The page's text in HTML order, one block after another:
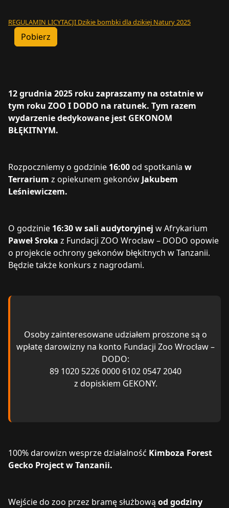
REGULAMIN LICYTACJI Dzikie bombki dla dzikiej Natury 2025
Pobierz
12 grudnia 2025 roku zapraszamy na ostatnie w
tym roku ZOO I DODO na ratunek. Tym razem
wydarzenie dedykowane jest GEKONOM
BŁĘKITNYM.
Rozpoczniemy o godzinie 16:00 od spotkania w
Terrarium z opiekunem gekonów Jakubem
Leśniewiczem.
O godzinie 16:30 w sali audytoryjnej w Afrykarium
Paweł Sroka z Fundacji ZOO Wrocław – DODO opowie
o projekcie ochrony gekonów błękitnych w Tanzanii.
Będzie także konkurs z nagrodami.
Osoby zainteresowane udziałem proszone są o
wpłatę darowizny na konto Fundacji Zoo Wrocław –
DODO:
89 1020 5226 0000 6102 0547 2040
z dopiskiem GEKONY.
100% darowizn wesprze działalność Kimboza Forest
Gecko Project w Tanzanii.
Wejście do zoo przez bramę służbową od godziny